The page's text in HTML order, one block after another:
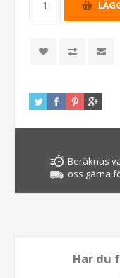
Beräknas
oss gärna
Har du